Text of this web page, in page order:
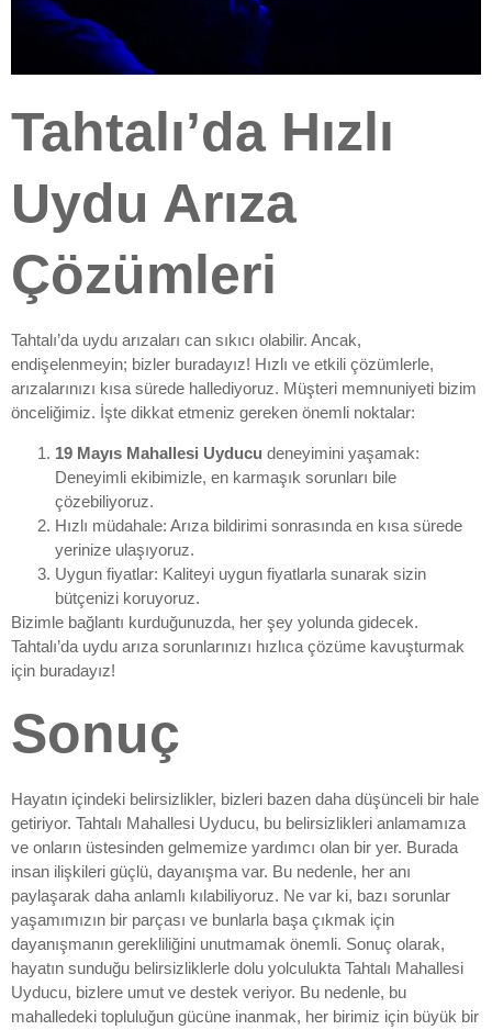
Tahtalı’da Hızlı
Uydu Arıza
Çözümleri
Tahtalı’da uydu arızaları can sıkıcı olabilir. Ancak,
endişelenmeyin; bizler buradayız! Hızlı ve etkili çözümlerle,
arızalarınızı kısa sürede hallediyoruz. Müşteri memnuniyeti bizim
önceliğimiz. İşte dikkat etmeniz gereken önemli noktalar:
19 Mayıs Mahallesi Uyducu deneyimini yaşamak:
Deneyimli ekibimizle, en karmaşık sorunları bile
çözebiliyoruz.
Hızlı müdahale: Arıza bildirimi sonrasında en kısa sürede
yerinize ulaşıyoruz.
Uygun fiyatlar: Kaliteyi uygun fiyatlarla sunarak sizin
bütçenizi koruyoruz.
Bizimle bağlantı kurduğunuzda, her şey yolunda gidecek.
Tahtalı’da uydu arıza sorunlarınızı hızlıca çözüme kavuşturmak
için buradayız!
Sonuç
Hayatın içindeki belirsizlikler, bizleri bazen daha düşünceli bir hale
getiriyor. Tahtalı Mahallesi Uyducu, bu belirsizlikleri anlamamıza
ve onların üstesinden gelmemize yardımcı olan bir yer. Burada
insan ilişkileri güçlü, dayanışma var. Bu nedenle, her anı
paylaşarak daha anlamlı kılabiliyoruz. Ne var ki, bazı sorunlar
yaşamımızın bir parçası ve bunlarla başa çıkmak için
dayanışmanın gerekliliğini unutmamak önemli. Sonuç olarak,
hayatın sunduğu belirsizliklerle dolu yolculukta Tahtalı Mahallesi
Uyducu, bizlere umut ve destek veriyor. Bu nedenle, bu
mahalledeki topluluğun gücüne inanmak, her birimiz için büyük bir